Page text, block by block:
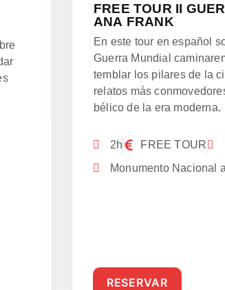
FREE TOUR II
ANA FRANK
En este tour en español
Guerra Mundial
temblar los pilares de la
relatos más
bélico de la era moderna.
2h FREE TOUR
Monumento Nacional
RESERVAR